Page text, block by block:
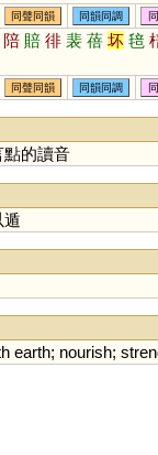
同聲同韻 同韻同調
陪 賠 徘 裴 蓓 坏 毰
同聲同韻 同韻同調
點的讀音
遁
earth; nourish;